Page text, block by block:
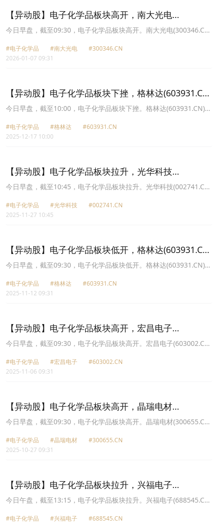
【异动股】电子化学品板块高开，南大光电
(300346.CN)涨9.07%
今日早盘，截至09:30，电子化学品板块高开。南大光电(300346.CN)
海新阳(300236.CN)涨5.84%报75.08元，格林达(603931.CN)涨
5.72%报34.18元，安集科技(688019.CN)涨5.64%报247.43元，鼎龙
#电子化学品 #南大光电
#300346.CN
2026-01-07 09:31
【异动股】电子化学品板块下挫，格林达(603931.CN)
跌7.95%
今日早盘，截至10:00，电子化学品板块下挫。格林达(603931.CN)跌
光(300576.CN)跌5.77%报40.34元，强力新材(300429.CN)跌4.45%
报13.95元，南大光电(300346.CN)跌4.44%报45.59元，广信材料
#电子化学品 #格林达
#603931.CN
2025-12-17 10:00
【异动股】电子化学品板块拉升，光华科技
(002741.CN)涨10.01%
今日早盘，截至10:45，电子化学品板块拉升。光华科技(002741.CN)
孚新科(688359.CN)涨5.99%报83.51元，晶瑞电材(300655.CN)涨
4.95%报15.89元，宏昌电子(603002.CN)涨4.54%报7.14元，万润股
#电子化学品 #光华科技
#002741.CN
2025-11-27 10:45
【异动股】电子化学品板块低开，格林达(603931.CN)
跌3.28%
今日早盘，截至09:30，电子化学品板块低开。格林达(603931.CN)跌
电材(300655.CN)跌2.78%报15.75元，雅克科技(002409.CN)跌
2.64%报77.55元，华特气体(688268.CN)跌2.39%报62.56元，天承
#电子化学品 #格林达
#603931.CN
2025-11-12 09:31
【异动股】电子化学品板块高开，宏昌电子
(603002.CN)涨8.97%
今日早盘，截至09:30，电子化学品板块高开。宏昌电子(603002.CN)
(002409.CN)涨3.36%报76.92元，光华科技(002741.CN)涨2.64%报
21.37元，兴福电子(688545.CN)涨2.49%报35.44元，中巨芯
#电子化学品 #宏昌电子
#603002.CN
2025-11-06 09:31
【异动股】电子化学品板块高开，晶瑞电材
(300655.CN)涨15.24%
今日早盘，截至09:30，电子化学品板块高开。晶瑞电材(300655.CN)
林达(603931.CN)涨7.17%报30.34元，飞凯材料(300398.CN)涨
5.78%报24.54元，容大感光(300576.CN)涨5.42%报38.87元，上海
#电子化学品 #晶瑞电材
#300655.CN
2025-10-27 09:31
【异动股】电子化学品板块拉升，兴福电子
(688545.CN)涨19.99%
今日午盘，截至13:15，电子化学品板块拉升。兴福电子(688545.CN)
南大光电(300346.CN)涨13.78%报43.43元，上海新阳(300236.CN)涨
#电子化学品 #兴福电子
#688545.CN